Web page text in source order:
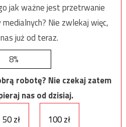
jak ważne jest przetrwanie
Nie zwlekaj więc,
już od teraz.
8%
robotę? Nie czekaj zatem
nas od dzisiaj.
50 zł 100 zł